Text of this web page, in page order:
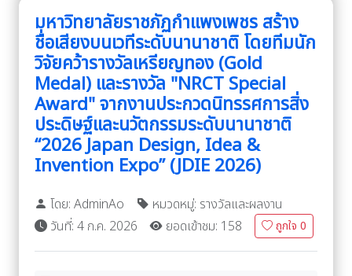
มหาวิทยาลัยราชภัฏกำแพงเพชร สร้าง
ชื่อเสียงบนเวทีระดับนานาชาติ โดยทีมนัก
วิจัยคว้ารางวัลเหรียญทอง (Gold
Medal) และรางวัล "NRCT Special
Award" จากงานประกวดนิทรรศการสิ่ง
ประดิษฐ์และนวัตกรรมระดับนานาชาติ
“2026 Japan Design, Idea &
Invention Expo” (JDIE 2026)
โดย: AdminAo
หมวดหมู่: รางวัลและผลงาน
วันที่: 4 ก.ค. 2026
ยอดเข้าชม: 158 ถูกใจ 0